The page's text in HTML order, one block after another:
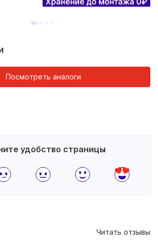
Посмотреть аналоги
удобство страницы
Читать отзывы